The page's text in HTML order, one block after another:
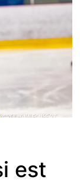
est